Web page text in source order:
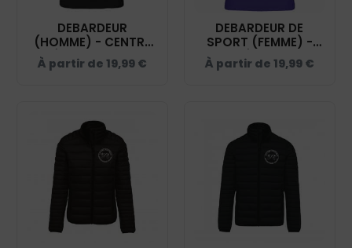
DEBARDEUR
(HOMME) - CENTRE
ÉQUESTRE DU
TERRITOIRE DE
À partir de 19,99 €
DEBARDEUR DE
SPORT (FEMME) -
CENTRE ÉQUESTRE DU
TERRITOIRE DE
À partir de 19,99 €